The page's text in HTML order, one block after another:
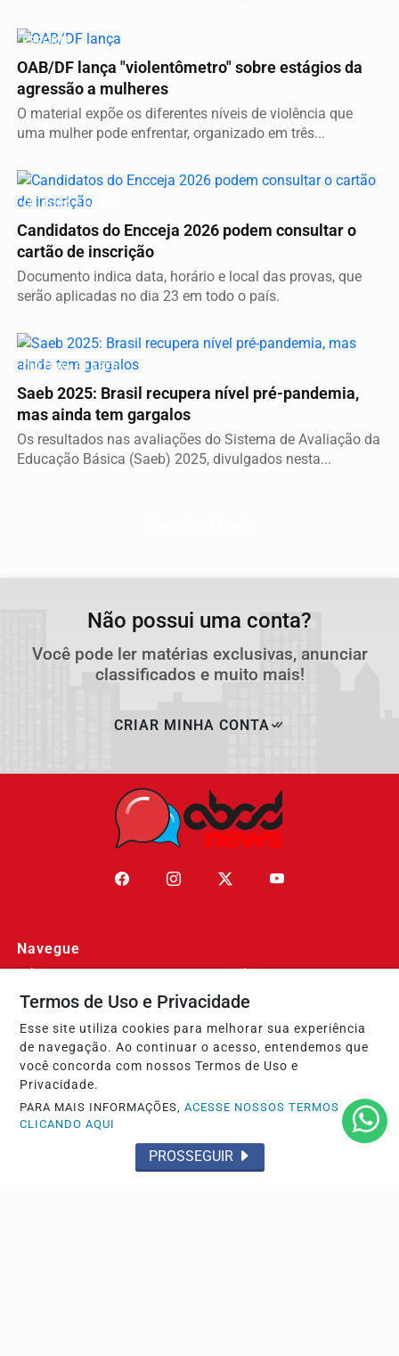
ESPORTE
OAB/DF lança "violentômetro" sobre estágios da
agressão a mulheres
O material expõe os diferentes níveis de violência que
uma mulher pode enfrentar, organizado em três...
CULTURA E LAZER
Candidatos do Encceja 2026 podem consultar o
cartão de inscrição
Documento indica data, horário e local das provas, que
serão aplicadas no dia 23 em todo o país.
CULTURA E LAZER
Saeb 2025: Brasil recupera nível pré-pandemia,
mas ainda tem gargalos
Os resultados nas avaliações do Sistema de Avaliação da
Educação Básica (Saeb) 2025, divulgados nesta...
Não possui uma conta?
Você pode ler matérias exclusivas, anunciar
classificados e muito mais!
CRIAR MINHA CONTA
Navegue
Início
Brasil
Cultura e Lazer
Tecnologia & Inovação
RECLAMAÇÃO DO LEITOR
Policial
Transporte e mobilidade
Conteúdo Patrocinado
ABCDMRR
POLÍTICA REGIONAL
SEGURANÇA PÚBLICA
Internacional
Termos de Uso e Privacidade
Esse site utiliza cookies para melhorar sua experiência
de navegação. Ao continuar o acesso, entendemos que
você concorda com nossos Termos de Uso e
Privacidade.
PARA MAIS INFORMAÇÕES,ACESSE NOSSOS TERMOS
CLICANDO AQUI
PROSSEGUIR